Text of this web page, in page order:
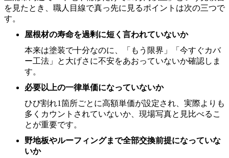
を見たとき、職人目線で真っ先に見るポイントは次の三つで
す。
屋根材の寿命を過剰に短く言われていないか
本来は塗装で十分なのに、「もう限界」「今すぐカバ
ー工法」と大げさに不安をあおっていないか確認しま
す。
必要以上の一律単価になっていないか
ひび割れ1箇所ごとに高額単価が設定され、実際よりも
多くカウントされていないか、現場写真と見比べるこ
とが重要です。
野地板やルーフィングまで全部交換前提になっていな
いか